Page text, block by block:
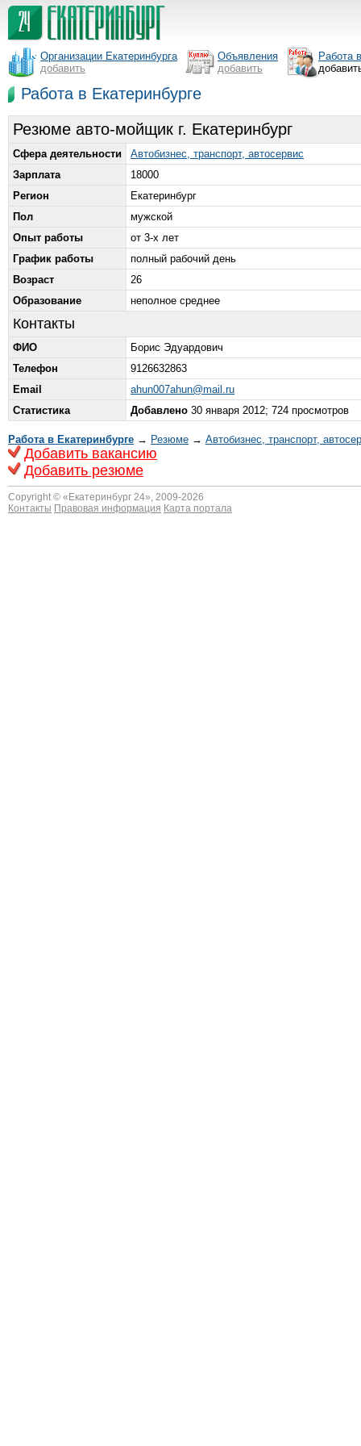
Организации Екатеринбурга
добавить
Объявления
добавить
Работа
Работа в Екатеринбурге
Резюме авто-мойщик г. Екатеринбург
Сфера деятельности
Автобизнес, транспорт, автосервис
Зарплата
18000
Регион
Екатеринбург
Пол
мужской
Опыт работы
от 3-х лет
График работы
полный рабочий день
Возраст
26
Образование
неполное среднее
Контакты
ФИО
Борис Эдуардович
Телефон
9126632863
Email
ahun007ahun@mail.ru
Статистика
Добавлено 30 января 2012; 724 просмотров
Работа в Екатеринбурге → Резюме → Автобизнес, транспорт,
Добавить вакансию
Добавить резюме
Copyright © « Екатеринбург 24», 2009-2026
Контакты Правовая информация Карта портала